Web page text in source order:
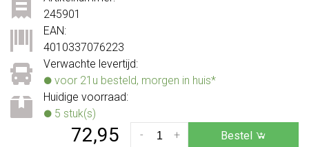
Verwachte levertijd:
voor 21u besteld, morgen in huis*
Huidige voorraad:
5 stuk(s)
245901
EAN:
4010337076223
72,95 +
- Bestel